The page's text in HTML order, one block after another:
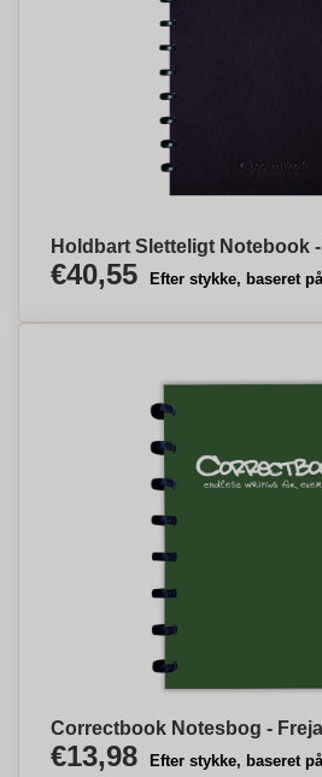
Holdbart Sletteligt Notebook
€40,55 Efter stykke, baseret
Correctbook Notesbog - Freja
€13,98 Efter stykke, baseret